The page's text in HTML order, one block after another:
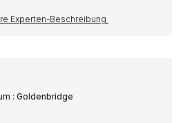
Experten-Beschreibung
: Goldenbridge